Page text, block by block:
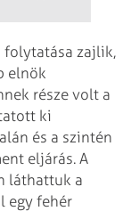
folytatása zajlik,
elnök
része volt a
ki
és a szintén
eljárás. A
láthattuk a
egy fehér